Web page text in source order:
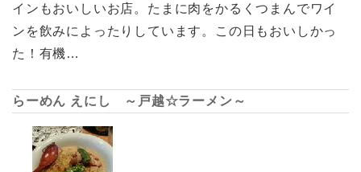
インもおいしいお店。たまに肉をかるくつまんでワイ
ンを飲みによったりしています。この日もおいしかっ
た！有機…
らーめん えにし ～戸越☆ラーメン～